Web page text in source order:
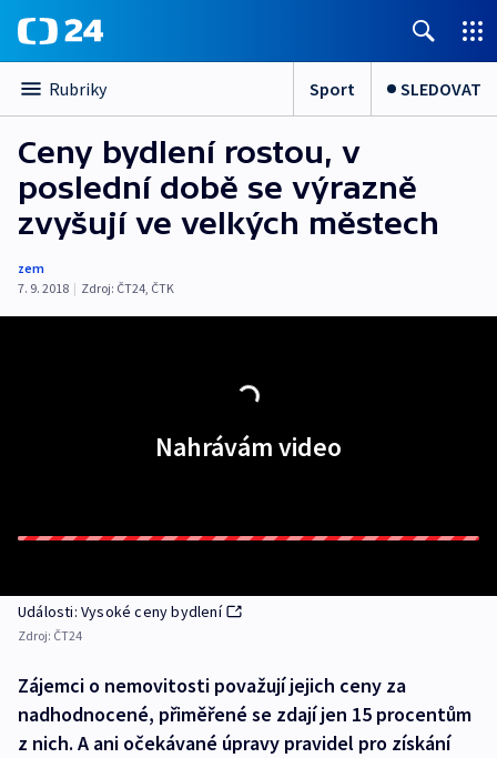
Rubriky Sport SLEDOVAT
Ceny bydlení rostou, v
poslední době se výrazně
zvyšují ve velkých městech
zem
7. 9. 2018 | Zdroj: ČT24, ČTK
Nahrávám video
Události: Vysoké ceny bydlení
Zdroj: ČT24
Zájemci o nemovitosti považují jejich ceny za
nadhodnocené, přiměřené se zdají jen 15 procentům
z nich. A ani očekávané úpravy pravidel pro získání